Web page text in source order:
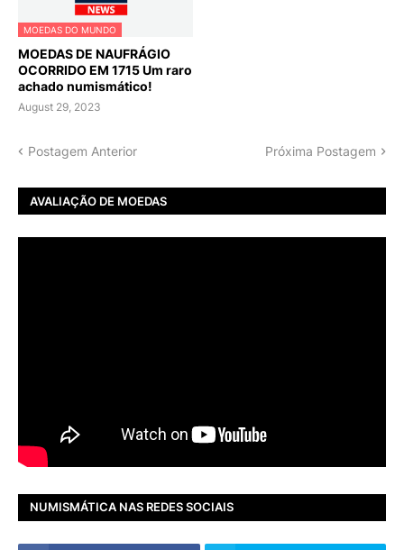
MOEDAS DO MUNDO
MOEDAS DE NAUFRÁGIO
OCORRIDO EM 1715 Um raro
achado numismático!
August 29, 2023
Postagem Anterior Próxima Postagem
AVALIAÇÃO DE MOEDAS
NUMISMÁTICA NAS REDES SOCIAIS